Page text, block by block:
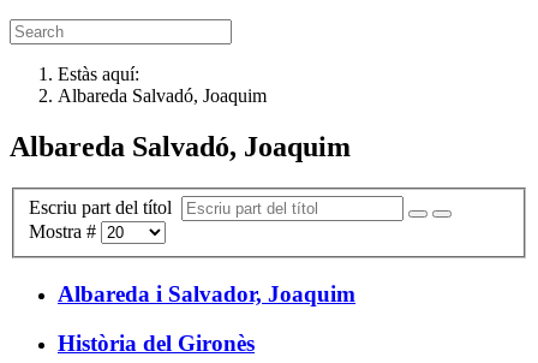
Estàs aquí:
Albareda Salvadó, Joaquim
Albareda Salvadó, Joaquim
Escriu part del títol
Mostra #
Albareda i Salvador, Joaquim
Història del Gironès